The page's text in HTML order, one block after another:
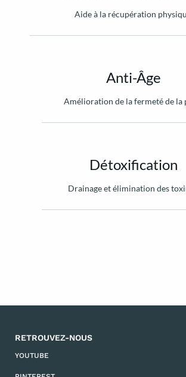
Aide à la récupération
Anti-Âge
Amélioration de la fermeté de la
Détoxification
Drainage et élimination des
RETROUVEZ-NOUS
YOUTUBE